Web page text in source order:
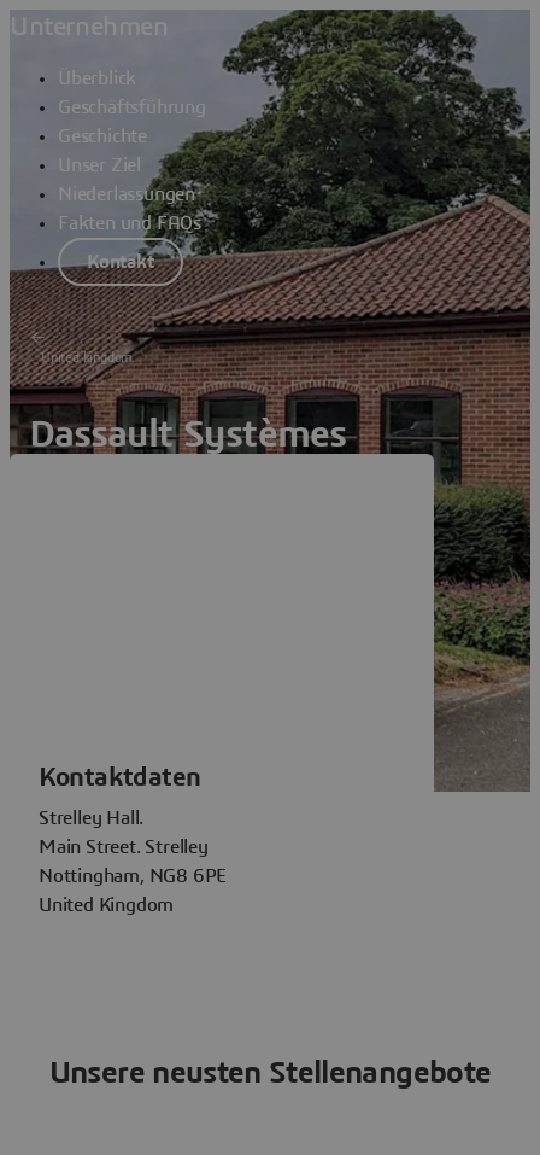
Unternehmen
Überblick
Geschäftsführung
Geschichte
Unser Ziel
Niederlassungen
Fakten und FAQs
Kontakt
United kingdom
Dassault Systèmes
Kontaktdaten
Strelley Hall.
Main Street. Strelley
Nottingham, NG8 6PE
United Kingdom
Unsere neusten Stellenangebote